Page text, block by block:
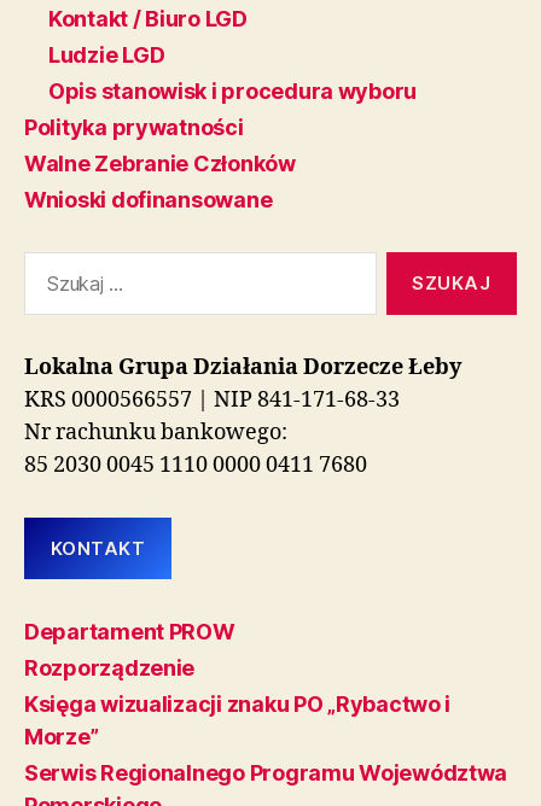
Kontakt / Biuro LGD
Ludzie LGD
Opis stanowisk i procedura wyboru
Polityka prywatności
Walne Zebranie Członków
Wnioski dofinansowane
Lokalna Grupa Działania Dorzecze Łeby
KRS 0000566557 | NIP 841-171-68-33
Nr rachunku bankowego:
85 2030 0045 1110 0000 0411 7680
KONTAKT
Departament PROW
Rozporządzenie
Księga wizualizacji znaku PO „Rybactwo i
Morze”
Serwis Regionalnego Programu Województwa